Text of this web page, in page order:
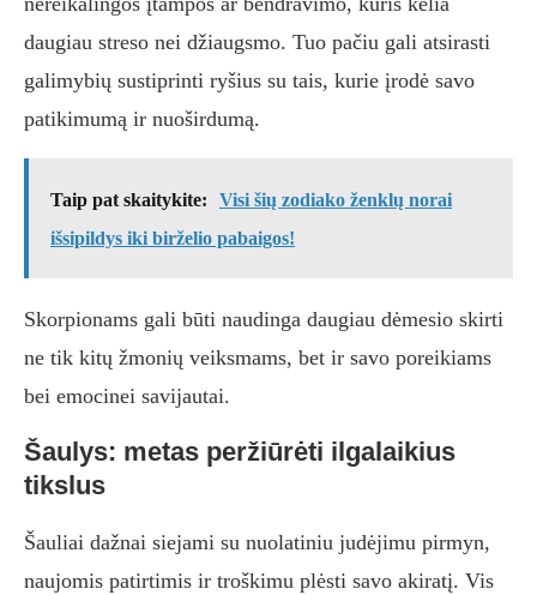
daugiau streso nei džiaugsmo. Tuo pačiu gali atsirasti
galimybių sustiprinti ryšius su tais, kurie įrodė savo
patikimumą ir nuoširdumą.
Taip pat skaitykite:
Visi šių zodiako ženklų norai
išsipildys iki birželio pabaigos!
Skorpionams gali būti naudinga daugiau dėmesio skirti
ne tik kitų žmonių veiksmams, bet ir savo poreikiams
bei emocinei savijautai.
Šaulys: metas peržiūrėti ilgalaikius
tikslus
Šauliai dažnai siejami su nuolatiniu judėjimu pirmyn,
naujomis patirtimis ir troškimu plėsti savo akiratį. Vis